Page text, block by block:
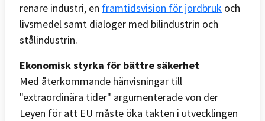
renare industri, en framtidsvision för jordbruk och
livsmedel samt dialoger med bilindustrin och
stålindustrin.
Ekonomisk styrka för bättre säkerhet
Med återkommande hänvisningar till
"extraordinära tider" argumenterade von der
Leyen för att EU måste öka takten i utvecklingen